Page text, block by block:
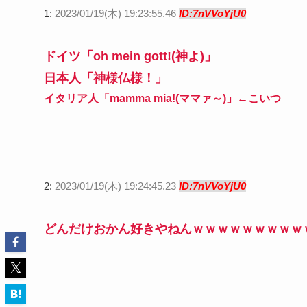
1: 2023/01/19(木) 19:23:55.46 ID:7nVVoYjU0
ドイツ「oh mein gott!(神よ)」
日本人「神様仏様！」
イタリア人「mamma mia!(ママァ～)」←こいつ
2: 2023/01/19(木) 19:24:45.23 ID:7nVVoYjU0
どんだけおかん好きやねんｗｗｗｗｗｗｗｗｗ